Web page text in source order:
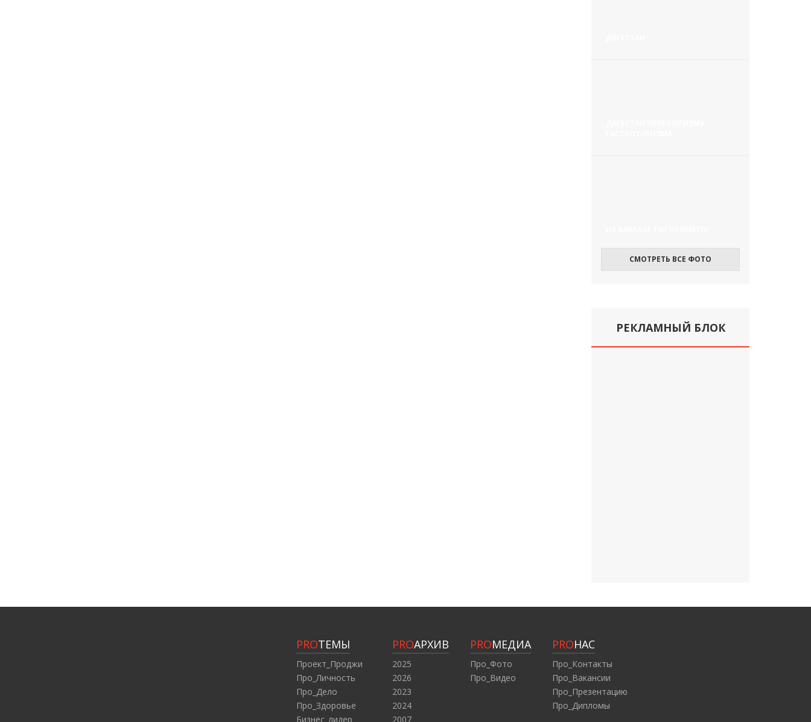
СМОТРЕТЬ ВСЕ ФОТО
РЕКЛАМНЫЙ БЛОК
PROТЕМЫ
Проект_Проджи
Про_Личность
Про_Дело
Про_Здоровье
Бизнес_лидер
PROАРХИВ
2025
2026
2023
2024
2007
PROМЕДИА
Про_Фото
Про_Видео
PROНАС
Про_Контакты
Про_Вакансии
Про_Презентацию
Про_Дипломы